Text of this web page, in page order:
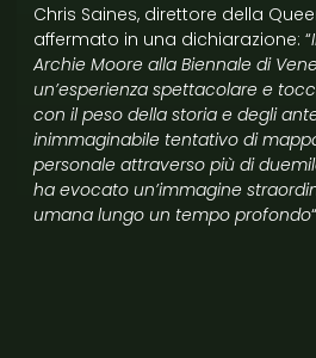
Chris Saines, direttore della
affermato in una dichiarazione: “
Archie Moore alla Biennale di
un’esperienza spettacolare e
con il peso della storia e degli
inimmaginabile tentativo di
personale attraverso più di
ha evocato un’immagine
umana lungo un tempo profondo